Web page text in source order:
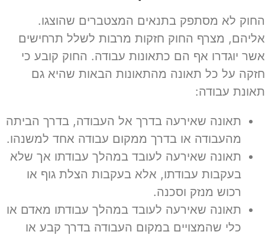
החוק לא מסתפק בתנאים המצטברים שהוצגו.
אליהם, מצרף החוק חזקות מרבות לשלל תרחישים
אשר יוגדרו אף הם כתאונות עבודה. החוק קובע כי
חזקה על כל תאונה מהתאונות הבאות שהיא גם
תאונת עבודה:
תאונה שאירעה בדרך אל העבודה, בדרך הביתה
מהעבודה או בדרך ממקום עבודה אחד למשנהו.
תאונה שאירעה לעובד במהלך עבודתו אך שלא
בעקבות עבודתו, אלא בעקבות הצלת גוף או
רכוש מנזק וסכנה.
תאונה שאירעה לעובד במהלך עבודתו מאדם או
כלי שהמצויים במקום העבודה בדרך קבע או